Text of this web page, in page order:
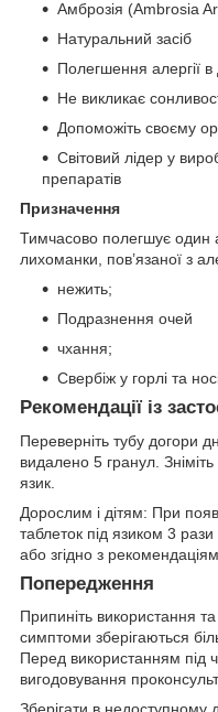
Амброзія (Ambrosia
Натуральний засіб
Полегшення алергії в
Не викликає
Допоможіть своєму
Світовий лідер у
препаратів
Призначення
Тимчасово полегшує один
лихоманки, пов’язаної з
нежить;
Подразнення очей
чхання;
Свербіж у горлі та
Рекомендації із
Переверніть тубу догори
видалено 5 гранул.
язик.
Дорослим і дітям: При
таблеток під язиком 3
або згідно з
Попередження
Припиніть використання
симптоми зберігаються
Перед використанням під
вигодовування